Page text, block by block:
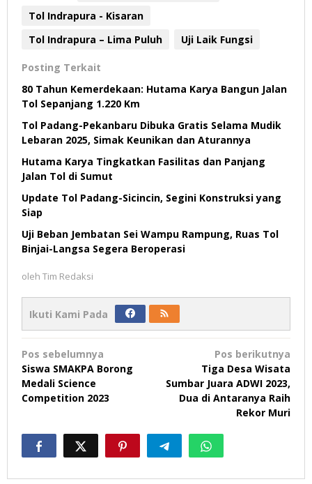
Tol Indrapura - Kisaran
Tol Indrapura – Lima Puluh
Uji Laik Fungsi
Posting Terkait
80 Tahun Kemerdekaan: Hutama Karya Bangun Jalan
Tol Sepanjang 1.220 Km
Tol Padang-Pekanbaru Dibuka Gratis Selama Mudik
Lebaran 2025, Simak Keunikan dan Aturannya
Hutama Karya Tingkatkan Fasilitas dan Panjang
Jalan Tol di Sumut
Update Tol Padang-Sicincin, Segini Konstruksi yang
Siap
Uji Beban Jembatan Sei Wampu Rampung, Ruas Tol
Binjai-Langsa Segera Beroperasi
oleh Tim Redaksi
Ikuti Kami Pada
Navigasi
pos
Pos sebelumnya
Siswa SMAKPA Borong
Medali Science
Competition 2023
Pos berikutnya
Tiga Desa Wisata
Sumbar Juara ADWI 2023,
Dua di Antaranya Raih
Rekor Muri